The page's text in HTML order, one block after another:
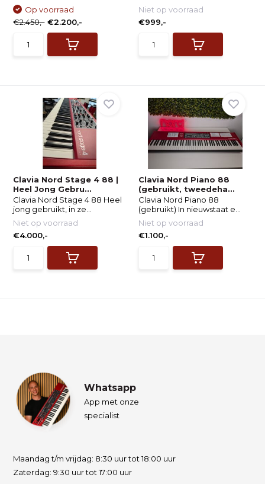
Op voorraad
€2.450,- €2.200,-
Niet op voorraad
€999,-
Clavia Nord Stage 4 88 |
Heel Jong Gebru...
Clavia Nord Stage 4 88 Heel
jong gebruikt, in ze...
Niet op voorraad
€4.000,-
Clavia Nord Piano 88
(gebruikt, tweedeha...
Clavia Nord Piano 88
(gebruikt) In nieuwstaat e...
Niet op voorraad
€1.100,-
Whatsapp
App met onze
specialist
Maandag t/m vrijdag: 8:30 uur tot 18:00 uur
Zaterdag: 9:30 uur tot 17:00 uur